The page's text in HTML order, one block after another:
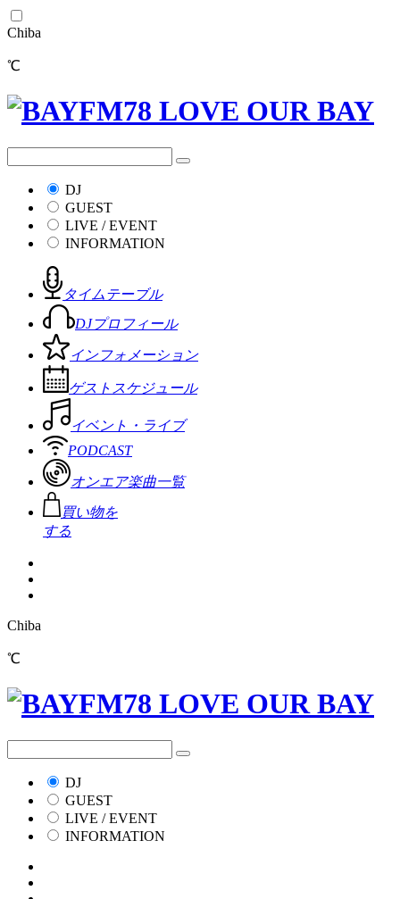
Chiba
℃
DJ
GUEST
LIVE / EVENT
INFORMATION
タイムテーブル
DJプロフィール
インフォメーション
ゲストスケジュール
イベント・ライブ
PODCAST
オンエア楽曲一覧
買い物を
する
Chiba
℃
DJ
GUEST
LIVE / EVENT
INFORMATION